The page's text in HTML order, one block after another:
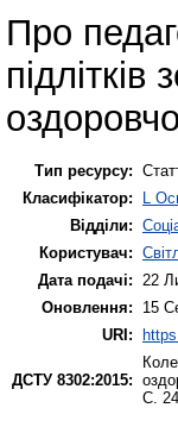
Про
Тип ресурсу:
Класифікатор:
L
Відділи:
Користувач:
Дата подачі:
22
Оновлення:
15
URI:
ДСТУ 8302:2015:
С.